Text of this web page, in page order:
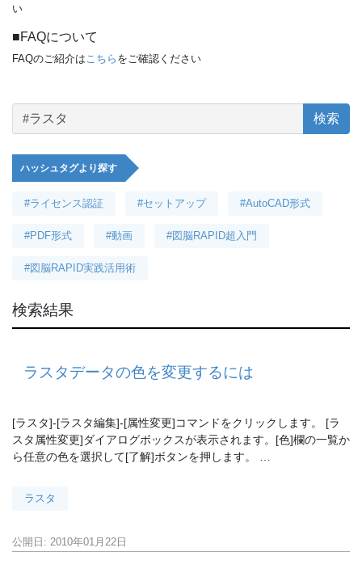
い
■FAQについて
FAQのご紹介はこちら をご確認ください
検索
ハッシュタグより探す
#ライセンス認証 #セットアップ #AutoCAD形式
#PDF形式 #動画 #図脳RAPID超入門
#図脳RAPID実践活用術
検索結果
ラスタデータの色を変更するには
[ラスタ]-[ラスタ編集]-[属性変更]コマンドをクリックします。 [ラ
スタ属性変更]ダイアログボックスが表示されます。[色]欄の一覧か
ら任意の色を選択して[了解]ボタンを押します。 …
ラスタ
公開日: 2010年01月22日